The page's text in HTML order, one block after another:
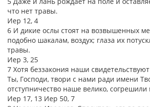
что нет травы.
Иер 12, 4
6 И дикие ослы стоят на возвышенных
подобно шакалам, воздух; глаза их
травы.
Иер 3, 25
7 Хотя беззакония наши
Ты, Господи, твори с нами ради имени
отступничество наше велико,
Иер 17, 13 Иер 50, 7